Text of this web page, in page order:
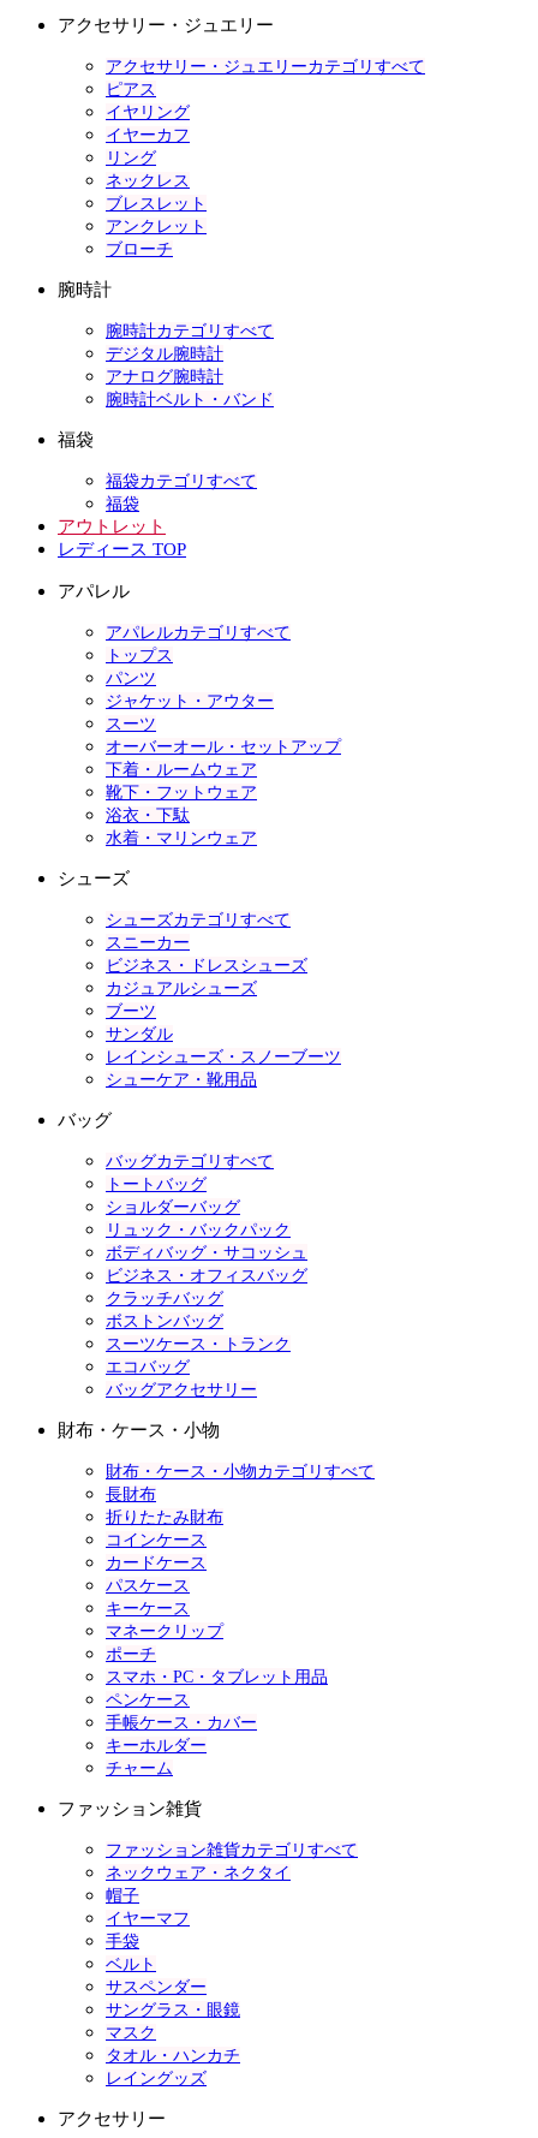
アクセサリー・ジュエリー
アクセサリー・ジュエリーカテゴリすべて
ピアス
イヤリング
イヤーカフ
リング
ネックレス
ブレスレット
アンクレット
ブローチ
腕時計
腕時計カテゴリすべて
デジタル腕時計
アナログ腕時計
腕時計ベルト・バンド
福袋
福袋カテゴリすべて
福袋
アウトレット
レディース TOP
アパレル
アパレルカテゴリすべて
トップス
パンツ
ジャケット・アウター
スーツ
オーバーオール・セットアップ
下着・ルームウェア
靴下・フットウェア
浴衣・下駄
水着・マリンウェア
シューズ
シューズカテゴリすべて
スニーカー
ビジネス・ドレスシューズ
カジュアルシューズ
ブーツ
サンダル
レインシューズ・スノーブーツ
シューケア・靴用品
バッグ
バッグカテゴリすべて
トートバッグ
ショルダーバッグ
リュック・バックパック
ボディバッグ・サコッシュ
ビジネス・オフィスバッグ
クラッチバッグ
ボストンバッグ
スーツケース・トランク
エコバッグ
バッグアクセサリー
財布・ケース・小物
財布・ケース・小物カテゴリすべて
長財布
折りたたみ財布
コインケース
カードケース
パスケース
キーケース
マネークリップ
ポーチ
スマホ・PC・タブレット用品
ペンケース
手帳ケース・カバー
キーホルダー
チャーム
ファッション雑貨
ファッション雑貨カテゴリすべて
ネックウェア・ネクタイ
帽子
イヤーマフ
手袋
ベルト
サスペンダー
サングラス・眼鏡
マスク
タオル・ハンカチ
レイングッズ
アクセサリー